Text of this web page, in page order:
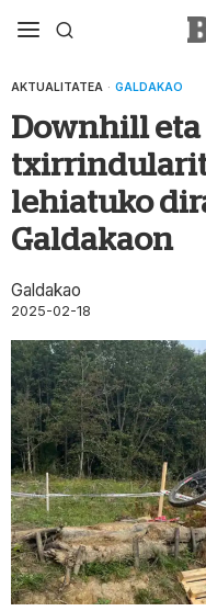
AKTUALITATEA · GALDAKAO
Downhill eta
lehiatuko
Galdakaon
Galdakao
2025-02-18